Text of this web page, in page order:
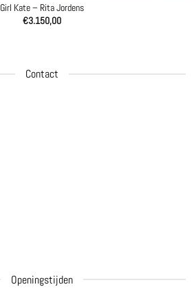
Girl Kate – Rita Jordens
€3.150,00
Contact
Openingstijden